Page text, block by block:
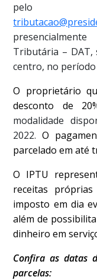
Tributária – DAT,
centro, no período
O proprietário
desconto de
modalidade
2022.O
parcelado em até
O IPTU
receitas
imposto em dia
além de
dinheiro em
Confira as datas
parcelas: